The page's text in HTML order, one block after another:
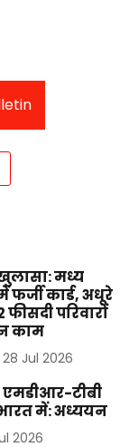
खुलासा: मध्य
कार्ड, अधूरे
परिवारों
काम
28 Jul 2026
एमडीआर-टीबी
में: अध्ययन
2026